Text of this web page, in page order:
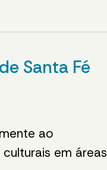
Santa Fé
ao
em áreas